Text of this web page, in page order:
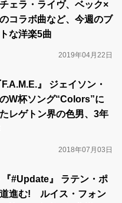
ェラ・ライヴ、ベック×
コラボ曲など、今週のブ
な洋楽5曲
2019年04月22日
』 ジェイソン・
W杯ソング“Colors”に
レゲトン界の色男、3年
2018年07月03日
『#Update』 ラテン・ポ
進む! ルイス・フォン